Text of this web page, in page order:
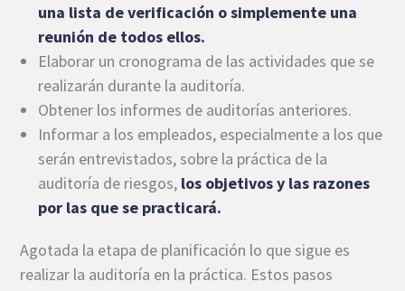
una lista de verificación o simplemente una
reunión de todos ellos.
Elaborar un cronograma de las actividades que se
realizarán durante la auditoría.
Obtener los informes de auditorías anteriores.
Informar a los empleados, especialmente a los que
serán entrevistados, sobre la práctica de la
auditoría de riesgos, los objetivos y las razones
por las que se practicará.
Agotada la etapa de planificación lo que sigue es
realizar la auditoría en la práctica. Estos pasos